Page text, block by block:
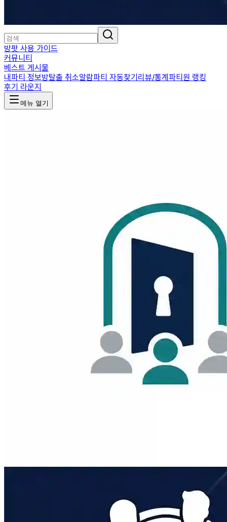
방팟 사용 가이드
커뮤니티
베스트 게시물
내파티 정보방탈출 취소알람파티 자동찾기리뷰/통계파티원 랭킹
후기 라운지
메뉴 열기